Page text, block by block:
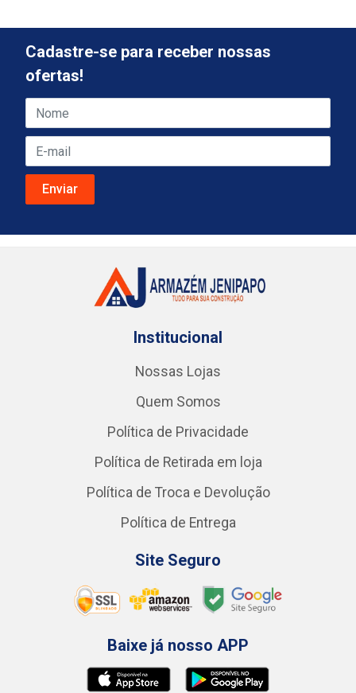
Cadastre-se para receber nossas
ofertas!
Institucional
Nossas Lojas
Quem Somos
Política de Privacidade
Política de Retirada em loja
Política de Troca e Devolução
Política de Entrega
Site Seguro
Baixe já nosso APP